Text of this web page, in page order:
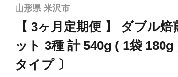
山形県 米沢市
【 3ヶ月定期便 】 ダブル
ット 3種 計 540g ( 1袋 180g
タイプ 〕